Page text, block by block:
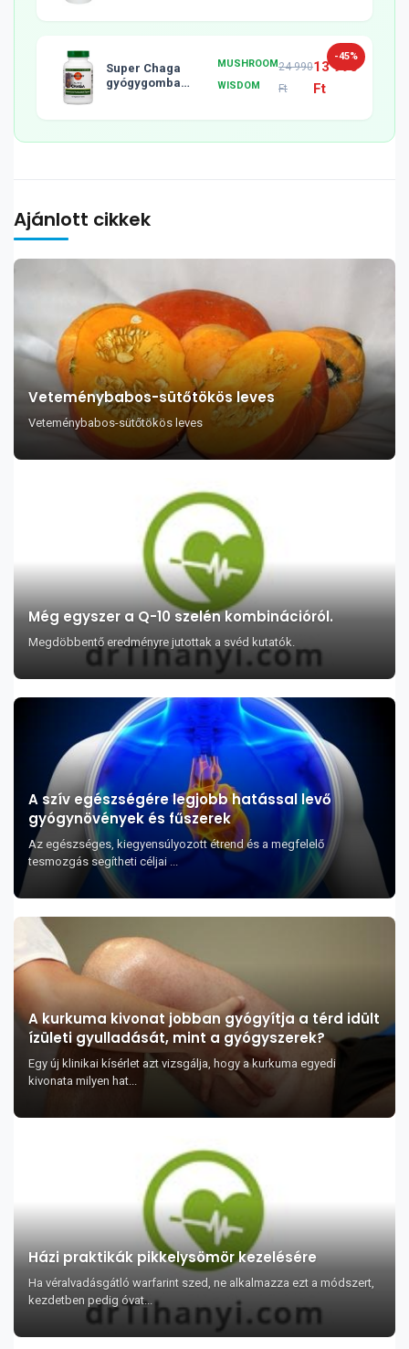
-45%
Super Chaga
gyógygomba
MUSHROOM
WISDOM
24 990
Ft
13 990
Ft
Ajánlott cikkek
Veteménybabos-sütőtökös leves
Veteménybabos-sütőtökös leves
Még egyszer a Q-10 szelén kombinációról.
Megdöbbentő eredményre jutottak a svéd kutatók.
A szív egészségére legjobb hatással levő
gyógynövények és fűszerek
Az egészséges, kiegyensúlyozott étrend és a megfelelő
tesmozgás segítheti céljai ...
A kurkuma kivonat jobban gyógyítja a térd idült
ízületi gyulladását, mint a gyógyszerek?
Egy új klinikai kísérlet azt vizsgálja, hogy a kurkuma egyedi
kivonata milyen hat...
Házi praktikák pikkelysömör kezelésére
Ha véralvadásgátló warfarint szed, ne alkalmazza ezt a módszert,
kezdetben pedig óvat...